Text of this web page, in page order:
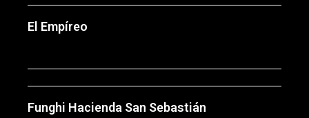
El Empíreo
Funghi Hacienda San Sebastián